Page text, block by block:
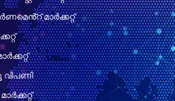
മാർക്കറ്റ്